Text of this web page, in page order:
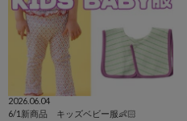
2026.06.04
6/1新商品 キッズベビー服👶🏻